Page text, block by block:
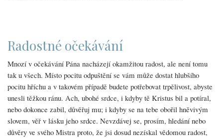
Radostné očekávání
Mnozí v očekávání Pána nacházejí okamžitou radost, ale není tomu
tak u všech. Místo pocitu odpuštění se vám může dostat hlubšího
pocitu hříchu a v takovém případě budete potřebovat trpělivost, abyste
unesli těžkou ránu. Ach, ubohé srdce, i kdyby tě Kristus bil a potíral,
nebo dokonce zabil, důvěřuj mu; i kdyby se na tebe obořil hněvivým
slovem, věř v lásku jeho srdce. Nevzdávej se, prosím, hledání nebo
důvěry ve svého Mistra proto, že jsi dosud nezískal vědomou radost,